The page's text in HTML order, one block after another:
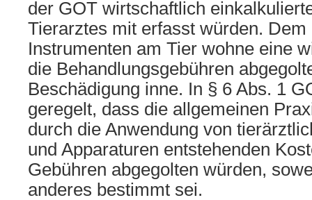
der GOT wirtschaftlich
Tierarztes mit erfasst würden. Dem
Instrumenten am Tier wohne eine
die Behandlungsgebühren
Beschädigung inne. In § 6 Abs. 1
geregelt, dass die allgemeinen
durch die Anwendung von
und Apparaturen entstehenden
Gebühren abgegolten würden,
anderes bestimmt sei.